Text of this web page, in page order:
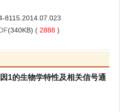
8115.2014.07.023
(340KB) ( 2888 )
1的生物学特性及相关信号通